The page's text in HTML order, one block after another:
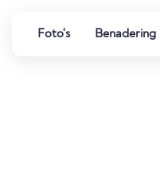
Foto's Benadering